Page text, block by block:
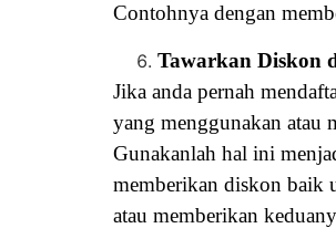
Contohnya dengan
Tawarkan Diskon
Jika anda pernah
yang menggunakan atau
Gunakanlah hal ini
memberikan diskon baik
atau memberikan